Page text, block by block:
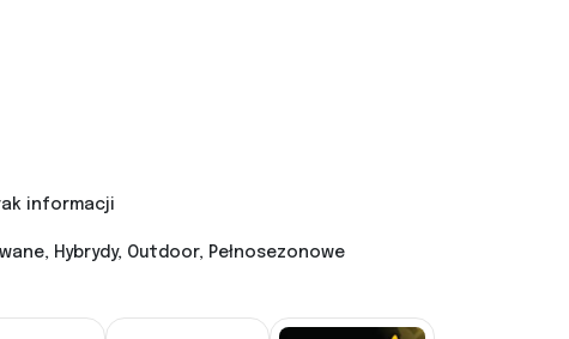
informacji
Hybrydy, Outdoor, Pełnosezonowe